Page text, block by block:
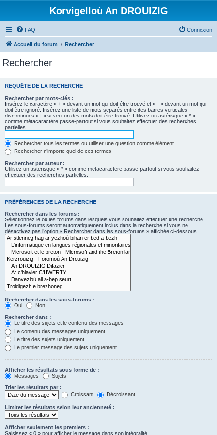
Korvigelloù An DROUIZIG
FAQ Connexion
Accueil du forum Rechercher
Rechercher
REQUÊTE DE LA RECHERCHE
Rechercher par mots-clés :
Insérez le caractère « + » devant un mot qui doit être trouvé et « - » devant un mot qui
doit être ignoré. Insérez une liste de mots séparés entre des barres verticales
discontinues « | » si seul un des mots doit être trouvé. Utilisez un astérisque « * »
comme métacaractère passe-partout si vous souhaitez effectuer des recherches
partielles.
Rechercher tous les termes ou utiliser une question comme élément
Rechercher n’importe quel de ces termes
Rechercher par auteur :
Utilisez un astérisque « * » comme métacaractère passe-partout si vous souhaitez
effectuer des recherches partielles.
PRÉFÉRENCES DE LA RECHERCHE
Rechercher dans les forums :
Sélectionnez le ou les forums dans lesquels vous souhaitez effectuer une recherche.
Les sous-forums seront automatiquement inclus dans la recherche si vous ne
désactivez pas l’option « Rechercher dans les sous-forums » affichée ci-dessous.
Rechercher dans les sous-forums :
Oui
Non
Rechercher dans :
Le titre des sujets et le contenu des messages
Le contenu des messages uniquement
Le titre des sujets uniquement
Le premier message des sujets uniquement
Afficher les résultats sous forme de :
Messages
Sujets
Trier les résultats par :
Croissant
Décroissant
Limiter les résultats selon leur ancienneté :
Afficher seulement les premiers :
Saisissez « 0 » pour afficher le message dans son intégralité.